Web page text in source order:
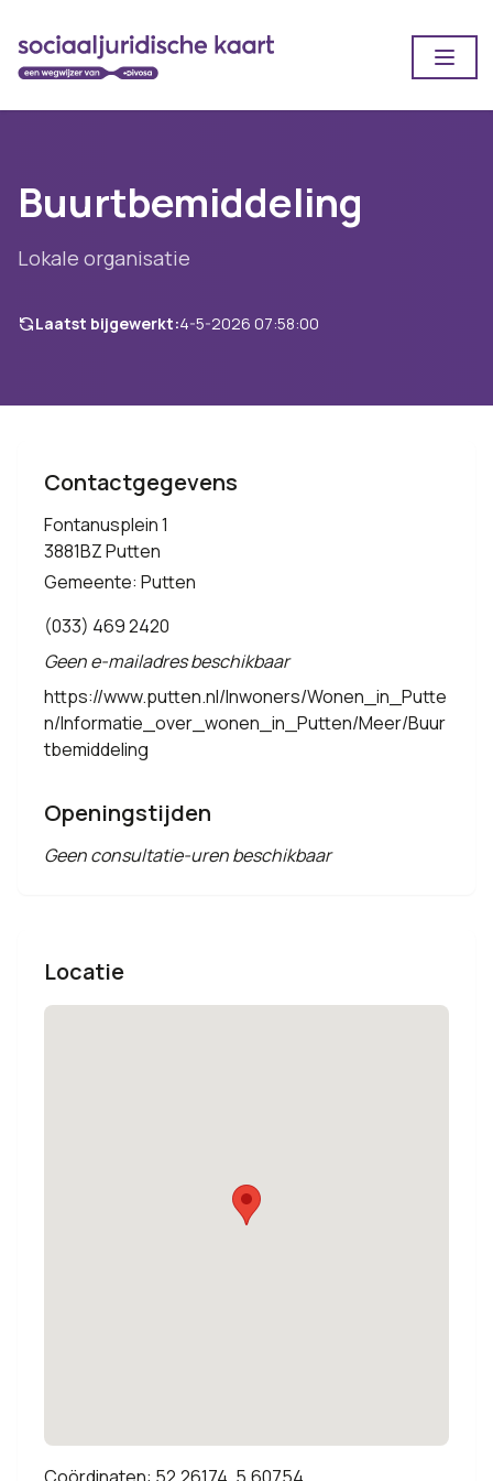
Buurtbemiddeling
Lokale organisatie
Laatst bijgewerkt:4-5-2026 07:58:00
Contactgegevens
Fontanusplein 1
3881BZ Putten
Gemeente: Putten
(033) 469 2420
Geen e-mailadres beschikbaar
https://www.putten.nl/Inwoners/Wonen_in_Putte
n/Informatie_over_wonen_in_Putten/Meer/Buur
tbemiddeling
Openingstijden
Geen consultatie-uren beschikbaar
Locatie